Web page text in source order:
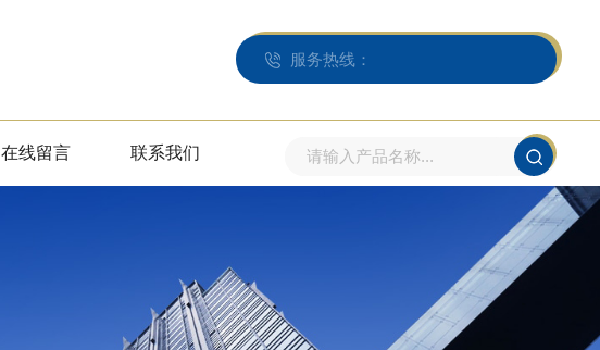
服务热线：
在线留言 联系我们